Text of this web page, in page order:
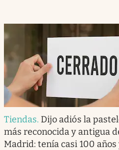
Tiendas. Dijo adiós la
más reconocida y antigua
Madrid: tenía casi 100 años